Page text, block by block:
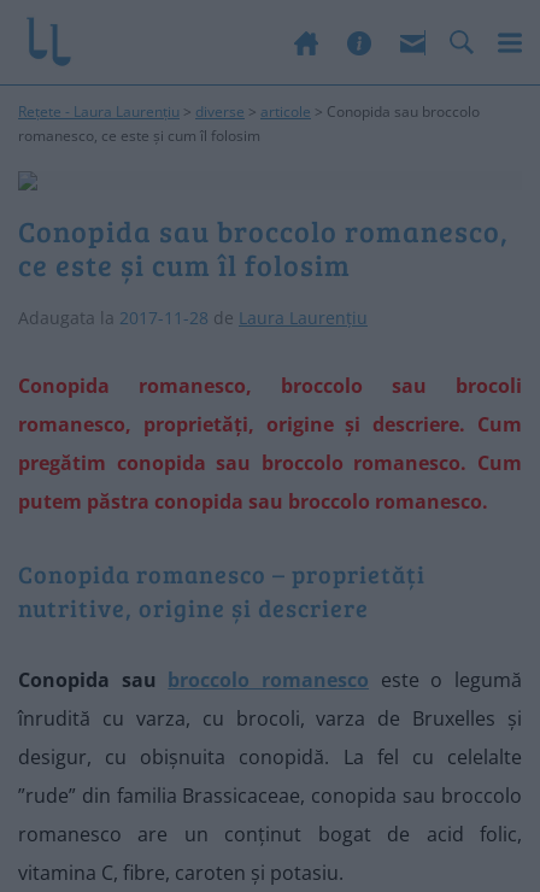
Rețete - Laura Laurențiu > diverse > articole > Conopida sau broccolo
romanesco, ce este și cum îl folosim
Conopida sau broccolo romanesco,
ce este și cum îl folosim
Adaugata la 2017-11-28 de Laura Laurențiu
Conopida romanesco, broccolo sau brocoli
romanesco, proprietăți, origine și descriere. Cum
pregătim conopida sau broccolo romanesco. Cum
putem păstra conopida sau broccolo romanesco.
Conopida romanesco – proprietăți
nutritive, origine și descriere
Conopida sau broccolo romanesco este o legumă
înrudită cu varza, cu brocoli, varza de Bruxelles și
desigur, cu obișnuita conopidă. La fel cu celelalte
”rude” din familia Brassicaceae, conopida sau broccolo
romanesco are un conținut bogat de acid folic,
vitamina C, fibre, caroten și potasiu.